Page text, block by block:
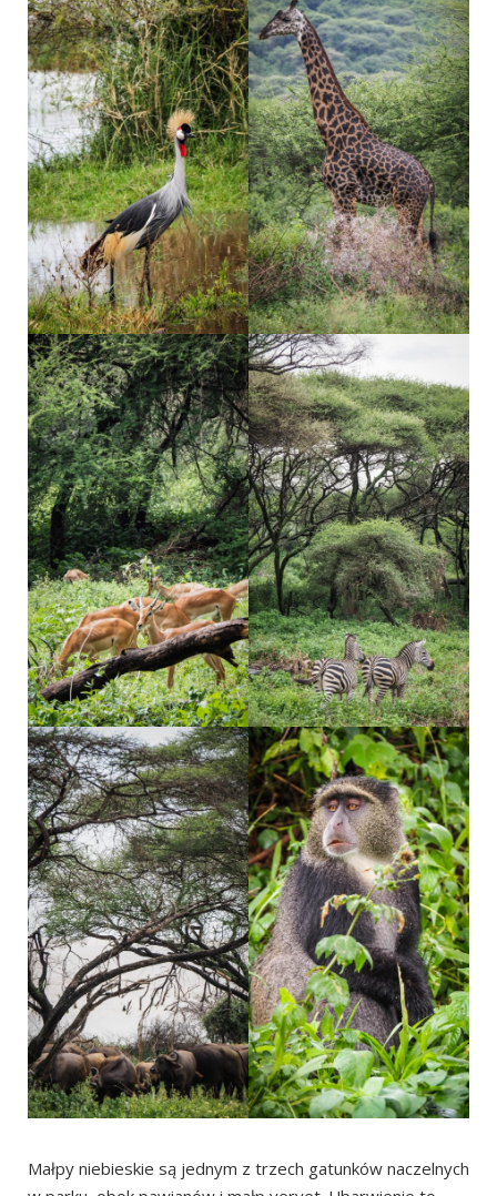
Małpy niebieskie są jednym z trzech gatunków naczelnych